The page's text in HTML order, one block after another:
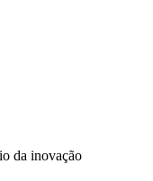
da inovação